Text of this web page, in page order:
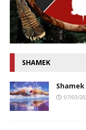
SHAMEK
07/03/